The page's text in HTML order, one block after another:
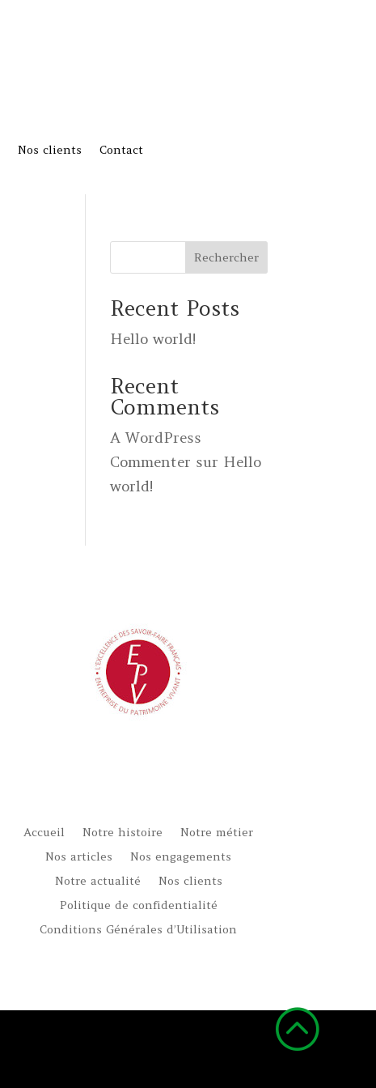
Nos clients Contact
Rechercher
Recent Posts
Hello world!
Recent
Comments
A WordPress
Commenter sur Hello
world!
:
Accueil Notre histoire
Notre métier
Nos articles
Nos engagements
Notre actualité
Nos clients
Politique de confidentialité
Conditions Générales d’Utilisation